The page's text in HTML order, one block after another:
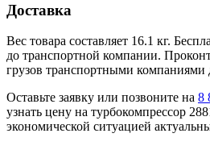
Доставка
Вес товара составляет 16.1 кг.
до транспортной компании.
грузов транспортными компаниями
Оставьте заявку или позвоните на 8
узнать цену на турбокомпрессор
экономической ситуацией